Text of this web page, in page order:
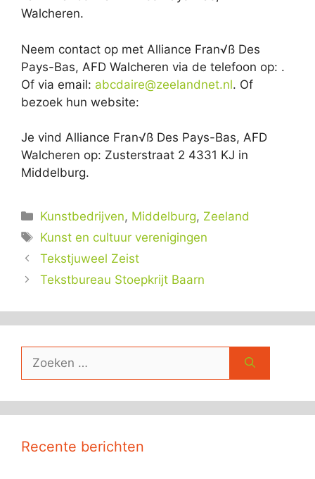
Walcheren.
Neem contact op met Alliance Fran√ß Des
Pays-Bas, AFD Walcheren via de telefoon op: .
Of via email: abcdaire@zeelandnet.nl. Of
bezoek hun website:
Je vind Alliance Fran√ß Des Pays-Bas, AFD
Walcheren op: Zusterstraat 2 4331 KJ in
Middelburg.
Categorieën
Kunstbedrijven, Middelburg, Zeeland
Tags
Kunst en cultuur verenigingen
Tekstjuweel Zeist
Tekstbureau Stoepkrijt Baarn
Zoek
Recente berichten